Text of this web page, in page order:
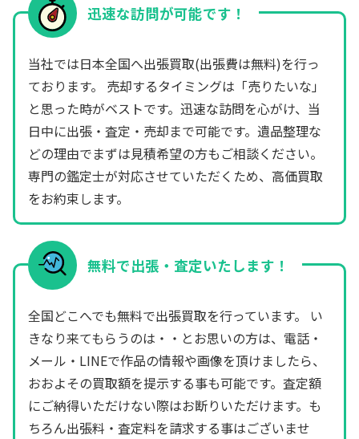
迅速な訪問が可能です！
当社では日本全国へ出張買取(出張費は無料)を行っ
ております。 売却するタイミングは「売りたいな」
と思った時がベストです。迅速な訪問を心がけ、当
日中に出張・査定・売却まで可能です。遺品整理な
どの理由でまずは見積希望の方もご相談ください。
専門の鑑定士が対応させていただくため、高価買取
をお約束します。
無料で出張・査定いたします！
全国どこへでも無料で出張買取を行っています。 い
きなり来てもらうのは・・とお思いの方は、電話・
メール・LINEで作品の情報や画像を頂けましたら、
おおよその買取額を提示する事も可能です。査定額
にご納得いただけない際はお断りいただけます。も
ちろん出張料・査定料を請求する事はございませ